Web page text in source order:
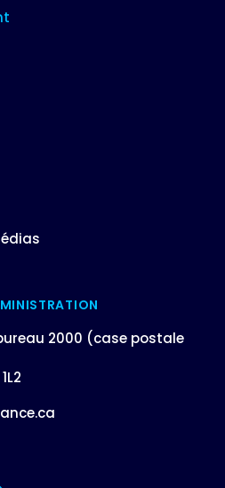
2000 (case postale